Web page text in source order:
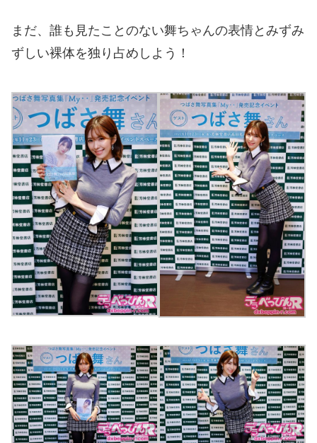
まだ、誰も見たことのない舞ちゃんの表情とみずみ
ずしい裸体を独り占めしよう！